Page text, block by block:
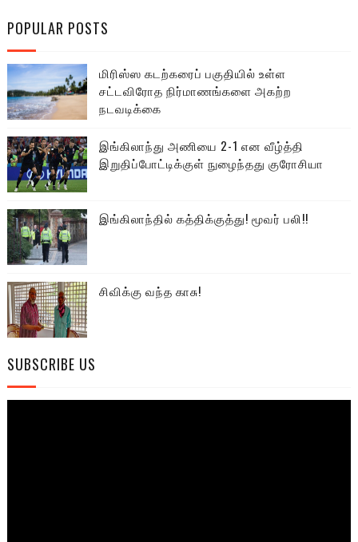
POPULAR POSTS
மிரிஸ்ஸ கடற்கரைப் பகுதியில் உள்ள
சட்டவிரோத நிர்மாணங்களை அகற்ற
நடவடிக்கை
இங்கிலாந்து அணியை 2-1 என வீழ்த்தி
இறுதிப்போட்டிக்குள் நுழைந்தது குரோசியா
இங்கிலாந்தில் கத்திக்குத்து! மூவர் பலி!!
சிவிக்கு வந்த காசு!
SUBSCRIBE US